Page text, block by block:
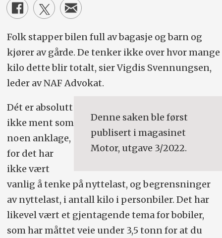
Folk stapper bilen full av bagasje og barn og
kjører av gårde. De tenker ikke over hvor mange
kilo dette blir totalt, sier Vigdis Svennungsen,
leder av NAF Advokat.
Denne saken ble først
publisert i magasinet
Motor, utgave 3/2022.
Dét er absolutt
ikke ment som
noen anklage,
for det har
ikke vært
vanlig å tenke på nyttelast, og begrensninger
av nyttelast, i antall kilo i personbiler. Det har
likevel vært et gjentagende tema for bobiler,
som har måttet veie under 3,5 tonn for at du